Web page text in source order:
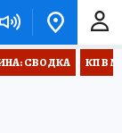
СВОДКА КП В